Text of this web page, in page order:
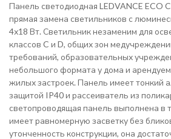
Панель светодиодная LEDVANCE ECO
прямая замена светильников с
4х18 Вт. Светильник незаменим для
классов C и D, общих зон
требований, образовательных
небольшого формата у дома и
жилых застроек. Панель имеет тонкий
защитой IP40 и рассеиватель из
светопроводящая панель выполнена в
имеет равномерную засветку без
утонченность конструкции, она